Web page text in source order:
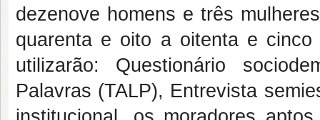
dezenove homens e três
quarenta e oito a oitenta e
utilizarão: Questionário
Palavras (TALP), Entrevista